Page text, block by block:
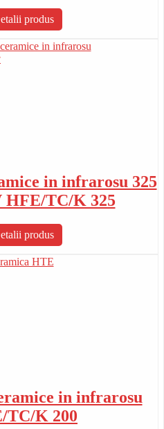
produs
in infrarosu 325
HFE/TC/K 325
produs
in infrarosu
TC/K 200